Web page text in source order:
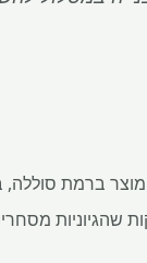
מוצר ברמת
שהגיוניות